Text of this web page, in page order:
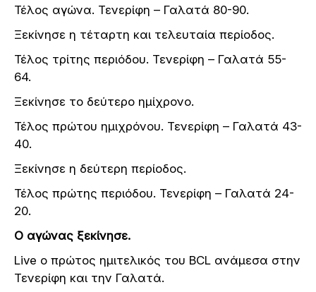
Τέλος αγώνα. Τενερίφη – Γαλατά 80-90.
Ξεκίνησε η τέταρτη και τελευταία περίοδος.
Τέλος τρίτης περιόδου. Τενερίφη – Γαλατά 55-
64.
Ξεκίνησε το δεύτερο ημίχρονο.
Τέλος πρώτου ημιχρόνου. Τενερίφη – Γαλατά 43-
40.
Ξεκίνησε η δεύτερη περίοδος.
Τέλος πρώτης περιόδου. Τενερίφη – Γαλατά 24-
20.
Ο αγώνας ξεκίνησε.
Live ο πρώτος ημιτελικός του BCL ανάμεσα στην
Τενερίφη και την Γαλατά.